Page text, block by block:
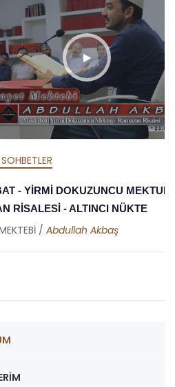
HD
MEKTUP -
ALTINCI NÜKTE
Akbaş